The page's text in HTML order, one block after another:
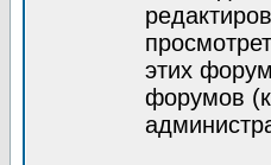
этих
форумов